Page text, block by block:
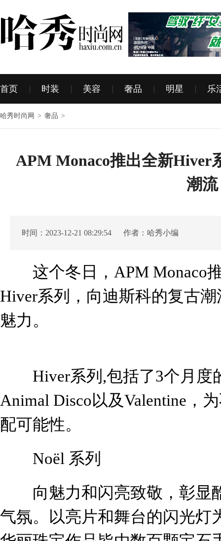
首页 时装 美容 奢品 明星 乐
哈秀时尚网 > 奢品 >
APM Monaco推出全新Hiver
潮流
时间：2023-12-21 08:29:54 作者：哈秀小编
这个冬日，APM Monaco
Hiver系列，向迪斯科的复古潮
魅力。
Hiver系列,包括了3个月度
Animal Disco以及Valentine，
配可能性。
Noël 系列
向魅力和闪亮致敬，彰显
气氛。以亮片和舞台的闪光灯